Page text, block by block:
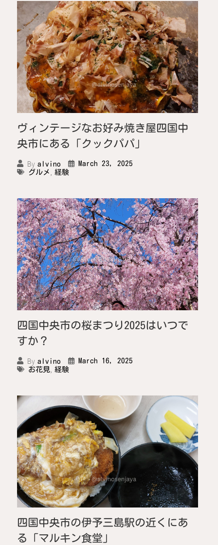
ヴィンテージなお好み焼き屋四国中
央市にある「クックパパ」
By alvino
March 23, 2025
グルメ , 経験
四国中央市の桜まつり2025はいつで
すか？
By alvino
March 16, 2025
お花見, 経験
四国中央市の伊予三島駅の近くにあ
る「マルキン食堂」